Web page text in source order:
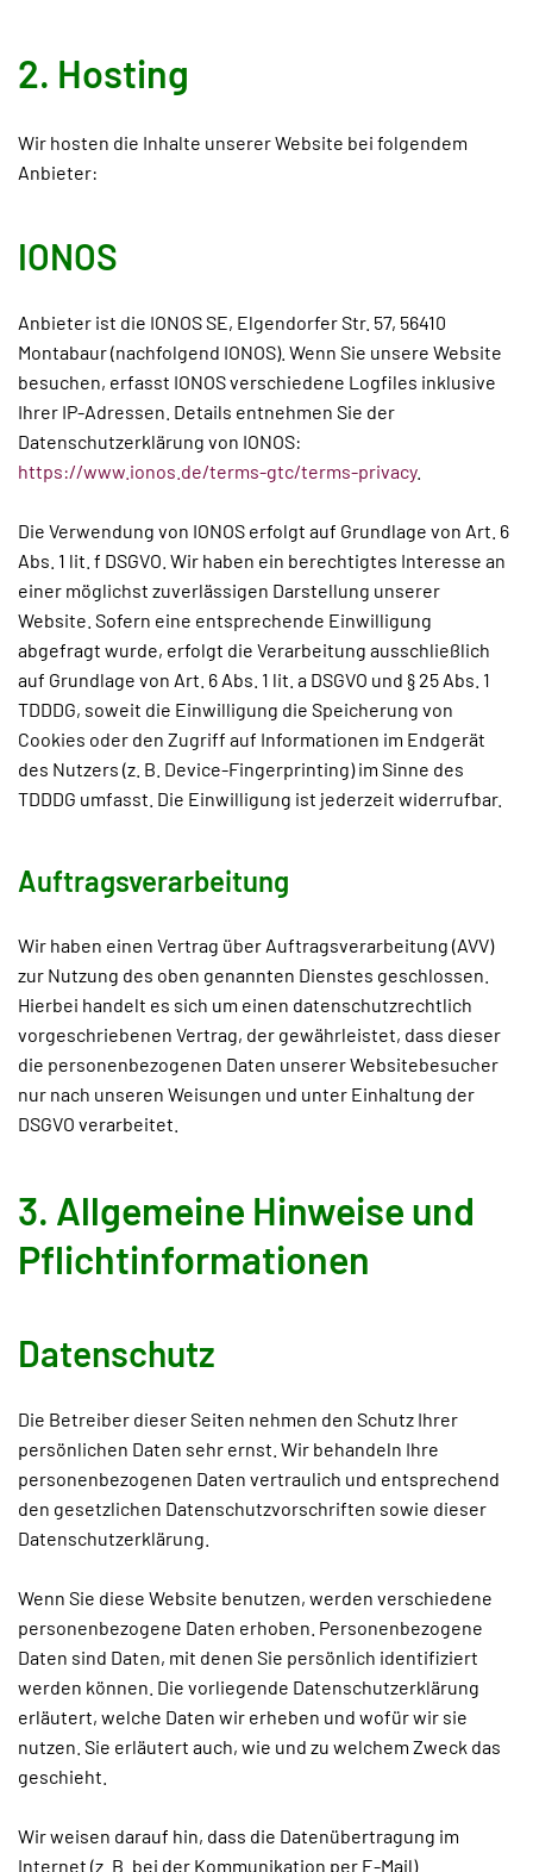
2. Hosting
Wir hosten die Inhalte unserer Website bei folgendem
Anbieter:
IONOS
Anbieter ist die IONOS SE, Elgendorfer Str. 57, 56410
Montabaur (nachfolgend IONOS). Wenn Sie unsere Website
besuchen, erfasst IONOS verschiedene Logfiles inklusive
Ihrer IP-Adressen. Details entnehmen Sie der
Datenschutzerklärung von IONOS:
https://www.ionos.de/terms-gtc/terms-privacy.
Die Verwendung von IONOS erfolgt auf Grundlage von Art. 6
Abs. 1 lit. f DSGVO. Wir haben ein berechtigtes Interesse an
einer möglichst zuverlässigen Darstellung unserer
Website. Sofern eine entsprechende Einwilligung
abgefragt wurde, erfolgt die Verarbeitung ausschließlich
auf Grundlage von Art. 6 Abs. 1 lit. a DSGVO und § 25 Abs. 1
TDDDG, soweit die Einwilligung die Speicherung von
Cookies oder den Zugriff auf Informationen im Endgerät
des Nutzers (z. B. Device-Fingerprinting) im Sinne des
TDDDG umfasst. Die Einwilligung ist jederzeit widerrufbar.
Auftragsverarbeitung
Wir haben einen Vertrag über Auftragsverarbeitung (AVV)
zur Nutzung des oben genannten Dienstes geschlossen.
Hierbei handelt es sich um einen datenschutzrechtlich
vorgeschriebenen Vertrag, der gewährleistet, dass dieser
die personenbezogenen Daten unserer Websitebesucher
nur nach unseren Weisungen und unter Einhaltung der
DSGVO verarbeitet.
3. Allgemeine Hinweise und
Pflicht­informationen
Datenschutz
Die Betreiber dieser Seiten nehmen den Schutz Ihrer
persönlichen Daten sehr ernst. Wir behandeln Ihre
personenbezogenen Daten vertraulich und entsprechend
den gesetzlichen Datenschutzvorschriften sowie dieser
Datenschutzerklärung.
Wenn Sie diese Website benutzen, werden verschiedene
personenbezogene Daten erhoben. Personenbezogene
Daten sind Daten, mit denen Sie persönlich identifiziert
werden können. Die vorliegende Datenschutzerklärung
erläutert, welche Daten wir erheben und wofür wir sie
nutzen. Sie erläutert auch, wie und zu welchem Zweck das
geschieht.
Wir weisen darauf hin, dass die Datenübertragung im
Internet (z. B. bei der Kommunikation per E-Mail)